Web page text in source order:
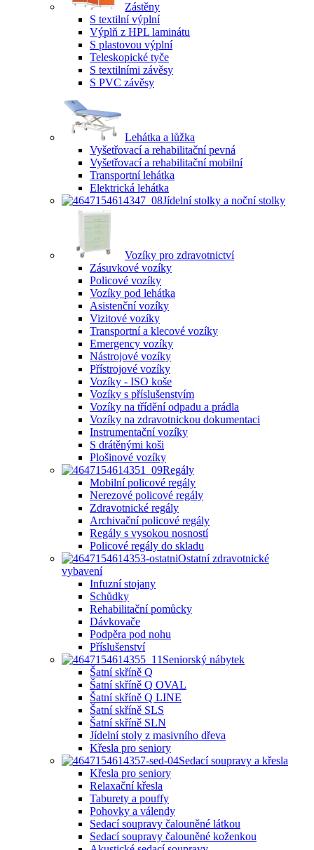
Zástěny
S textilní výplní
Výplň z HPL laminátu
S plastovou výplní
Teleskopické tyče
S textilními závěsy
S PVC závěsy
Lehátka a lůžka
Vyšetřovací a rehabilitační pevná
Vyšetřovací a rehabilitační mobilní
Transportní lehátka
Elektrická lehátka
Jídelní stolky a noční stolky
Vozíky pro zdravotnictví
Zásuvkové vozíky
Policové vozíky
Vozíky pod lehátka
Asistenční vozíky
Vizitové vozíky
Transportní a klecové vozíky
Emergency vozíky
Nástrojové vozíky
Přístrojové vozíky
Vozíky - ISO koše
Vozíky s příslušenstvím
Vozíky na třídění odpadu a prádla
Vozíky na zdravotnickou dokumentaci
Instrumentační vozíky
S drátěnými koši
Plošinové vozíky
Regály
Mobilní policové regály
Nerezové policové regály
Zdravotnické regály
Archivační policové regály
Regály s vysokou nosností
Policové regály do skladu
Ostatní zdravotnické
vybavení
Infuzní stojany
Schůdky
Rehabilitační pomůcky
Dávkovače
Podpěra pod nohu
Příslušenství
Seniorský nábytek
Šatní skříně Q
Šatní skříně Q OVAL
Šatní skříně Q LINE
Šatní skříně SLS
Šatní skříně SLN
Jídelní stoly z masivního dřeva
Křesla pro seniory
Sedací soupravy a křesla
Křesla pro seniory
Relaxační křesla
Taburety a pouffy
Pohovky a válendy
Sedací soupravy čalouněné látkou
Sedací soupravy čalouněné koženkou